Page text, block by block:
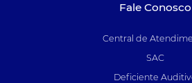
Fale Conosco
Central de
SAC
Deficiente